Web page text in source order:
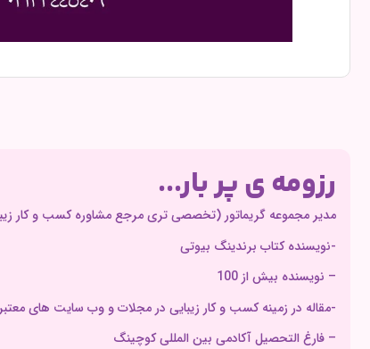
رزومه ی پر بار...
مدیر مجموعه گریماتور (تخصصی تری مرجع مشاوره کسب و کار
-نویسنده کتاب برندینگ بیوتی
– نویسنده بیش از 100
-مقاله در زمینه کسب و کار زیبایی در مجلات و وب سایت های
– فارغ التحصیل آکادمی بین المللی کوچینگ